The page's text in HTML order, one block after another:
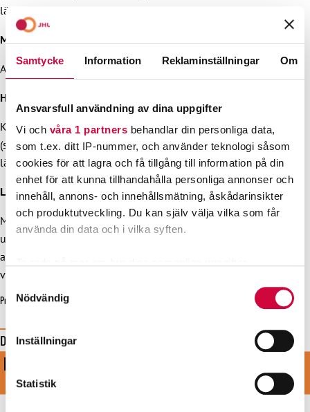
Samtycke Information Reklaminställningar Om
Ansvarsfull användning av dina uppgifter
Vi och våra 1 partners behandlar din personliga data,
som t.ex. ditt IP-nummer, och använder teknologi såsom
cookies för att lagra och få tillgång till information på din
enhet för att kunna tillhandahålla personliga annonser och
innehåll, annons- och innehållsmätning, åskådarinsikter
och produktutveckling. Du kan själv välja vilka som får
använda din data och i vilka syften.
Du kan ändra eller dra tillbaka ditt samtycke när som
Vi använder enhetsidentifierare för att anpassa innehållet
för sociala medier och analysera vår trafik. Vi
vidarebefordrar även sådana identifierare och annan
Nödvändig
Inställningar
Statistik
läroinrättningar samt studerande.
Målgrupp
Alla intresserade medlemmar
Huvudinnehåll
Kursen riktar sig till alla medlemmar. Som skolagent
(skolinformatör) är du en viktig länk mellan JHL och
läroinrättningar samt studerande.
Lärandemål
Målsättningen med kursen är att ge färdigheter för att kunna
utföra grundläggande uppgifter som skolagent. Att hålla
arbetslivsinformation och aulainfo samt callcenter-
verksamhet.
Print
Dela denna sida
KOM MED I VÅRT STARKA LAG